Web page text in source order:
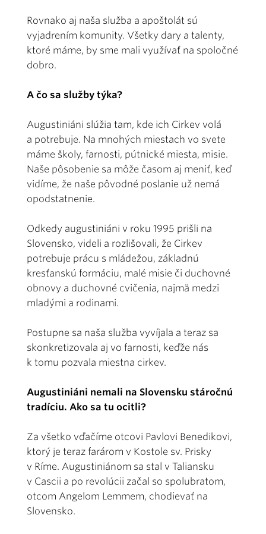
Rovnako aj naša služba a apoštolát sú
vyjadrením komunity. Všetky dary a talenty,
ktoré máme, by sme mali využívať na spoločné
dobro.
A čo sa služby týka?
Augustiniáni slúžia tam, kde ich Cirkev volá
a potrebuje. Na mnohých miestach vo svete
máme školy, farnosti, pútnické miesta, misie.
Naše pôsobenie sa môže časom aj meniť, keď
vidíme, že naše pôvodné poslanie už nemá
opodstatnenie.
Odkedy augustiniáni v roku 1995 prišli na
Slovensko, videli a rozlišovali, že Cirkev
potrebuje prácu s mládežou, základnú
kresťanskú formáciu, malé misie či duchovné
obnovy a duchovné cvičenia, najmä medzi
mladými a rodinami.
Postupne sa naša služba vyvíjala a teraz sa
skonkretizovala aj vo farnosti, keďže nás
k tomu pozvala miestna cirkev.
Augustiniáni nemali na Slovensku stáročnú
tradíciu. Ako sa tu ocitli?
Za všetko vďačíme otcovi Pavlovi Benedikovi,
ktorý je teraz farárom v Kostole sv. Prisky
v Ríme. Augustiniánom sa stal v Taliansku
v Cascii a po revolúcii začal so spolubratom,
otcom Angelom Lemmem, chodievať na
Slovensko.